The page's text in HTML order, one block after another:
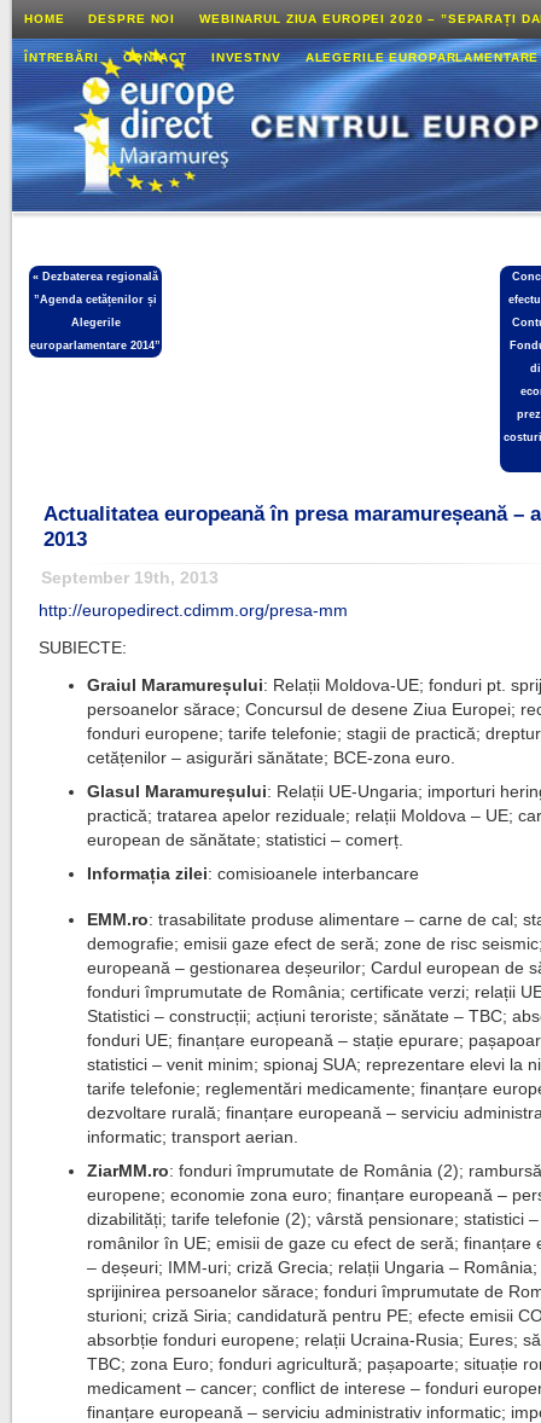
HOME DESPRE NOI WEBINARUL ZIUA EUROPEI 2020 – ”SEPARAȚI
ÎNTREBĂRI CONTACT INVESTNV ALEGERILE
« Dezbaterea regională
”Agenda cetățenilor și
Alegerile
europarlamentare 2014”
Actualitatea europeană în presa maramureșeană –
2013
September 19th, 2013
http://europedirect.cdimm.org/presa-mm
SUBIECTE:
Graiul Maramureșului: Relații Moldova-UE; fonduri pt.
persoanelor sărace; Concursul de desene Ziua Europei;
fonduri europene; tarife telefonie; stagii de practică;
cetățenilor – asigurări sănătate; BCE-zona euro.
Glasul Maramureșului: Relații UE-Ungaria; importuri
practică; tratarea apelor reziduale; relații Moldova – UE;
european de sănătate; statistici – comerț.
Informația zilei: comisioanele interbancare
EMM.ro: trasabilitate produse alimentare – carne de cal;
demografie; emisii gaze efect de seră; zone de risc
europeană – gestionarea deșeurilor; Cardul european de
fonduri împrumutate de România; certificate verzi; relații
Statistici – construcții; acțiuni teroriste; sănătate – TBC;
fonduri UE; finanțare europeană – stație epurare;
statistici – venit minim; spionaj SUA; reprezentare elevi la
tarife telefonie; reglementări medicamente; finanțare
dezvoltare rurală; finanțare europeană – serviciu
informatic; transport aerian.
ZiarMM.ro: fonduri împrumutate de România (2);
europene; economie zona euro; finanțare europeană –
dizabilități; tarife telefonie (2); vârstă pensionare; statistici
românilor în UE; emisii de gaze cu efect de seră; finanțare
– deșeuri; IMM-uri; criză Grecia; relații Ungaria –
sprijinirea persoanelor sărace; fonduri împrumutate de
sturioni; criză Siria; candidatură pentru PE; efecte emisii
absorbție fonduri europene; relații Ucraina-Rusia; Eures;
TBC; zona Euro; fonduri agricultură; pașapoarte; situație
medicament – cancer; conflict de interese – fonduri
finanțare europeană – serviciu administrativ informatic;